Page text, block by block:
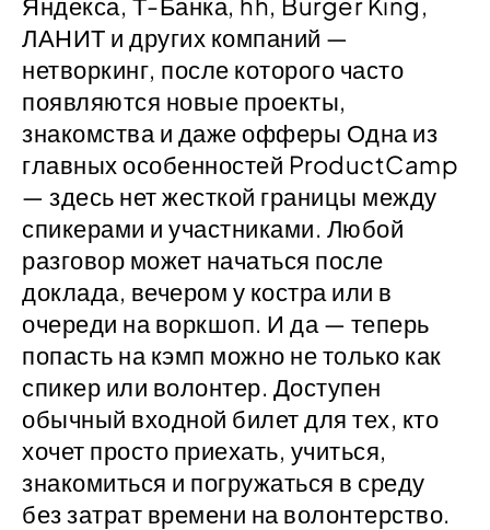
ЛАНИТ и других компаний —
нетворкинг, после которого часто
появляются новые проекты,
знакомства и даже офферы Одна из
главных особенностей ProductCamp
— здесь нет жесткой границы между
спикерами и участниками. Любой
разговор может начаться после
доклада, вечером у костра или в
очереди на воркшоп. И да — теперь
попасть на кэмп можно не только как
спикер или волонтер. Доступен
обычный входной билет для тех, кто
хочет просто приехать, учиться,
знакомиться и погружаться в среду
без затрат времени на волонтерство.